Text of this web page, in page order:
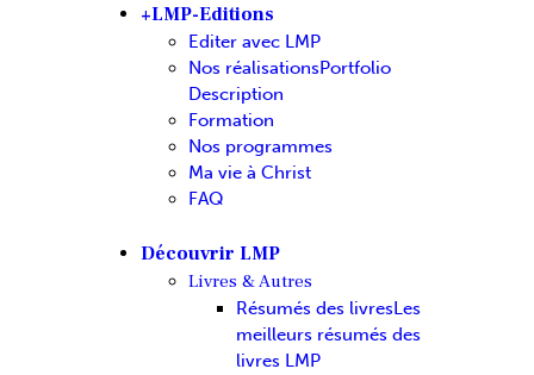
+LMP-Editions
Editer avec LMP
Nos réalisationsPortfolio
Description
Formation
Nos programmes
Ma vie à Christ
FAQ
Découvrir LMP
Livres & Autres
Résumés des livresLes
meilleurs résumés des
livres LMP